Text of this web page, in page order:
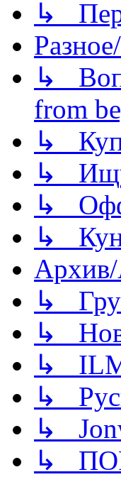
↳
↳
from
↳
↳ Ищу
↳
↳
↳
↳
↳
↳
↳
↳